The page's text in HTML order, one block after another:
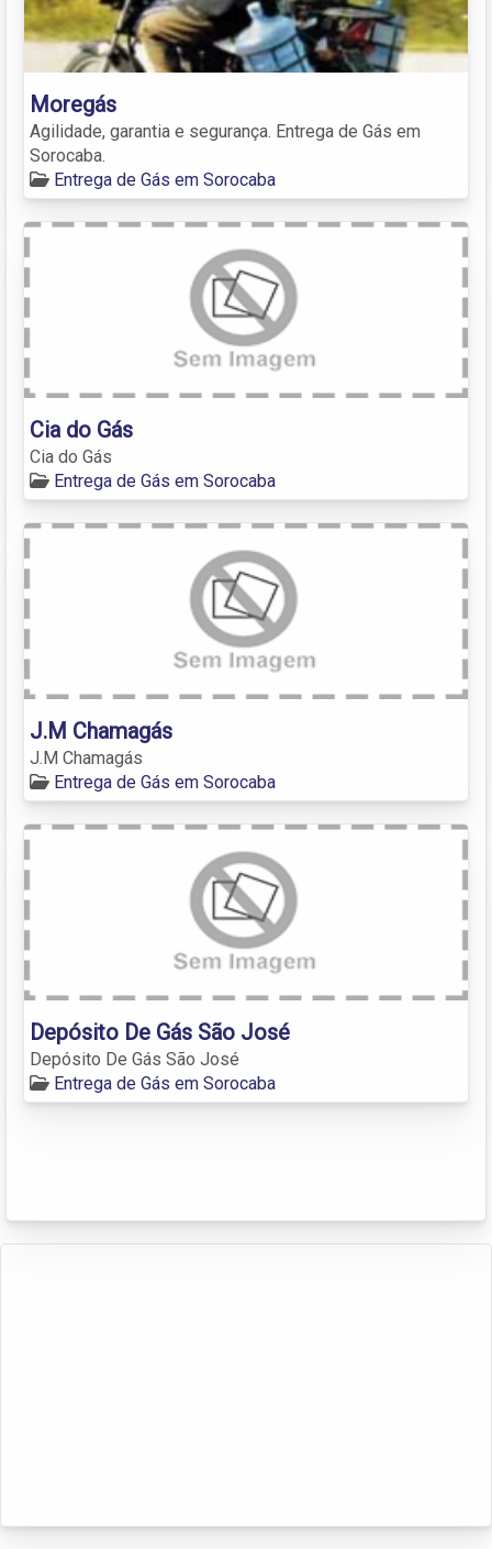
Moregás
Agilidade, garantia e segurança. Entrega de Gás em
Sorocaba.
Entrega de Gás em Sorocaba
Cia do Gás
Cia do Gás
Entrega de Gás em Sorocaba
J.M Chamagás
J.M Chamagás
Entrega de Gás em Sorocaba
Depósito De Gás São José
Depósito De Gás São José
Entrega de Gás em Sorocaba